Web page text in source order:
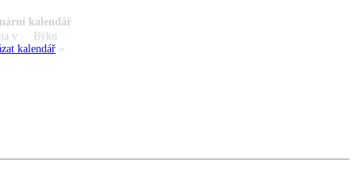
kalendář
v
Býku
kalendář »